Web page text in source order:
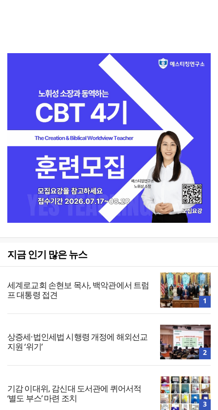
지금 인기 많은 뉴스
세계로교회 손현보 목사, 백악관에서 트럼
프 대통령 접견
1
상증세·법인세법 시행령 개정에 해외선교
지원 ‘위기’
2
기감 이대위, 감신대 도서관에 퀴어서적
‘별도 부스’ 마련 조치
3